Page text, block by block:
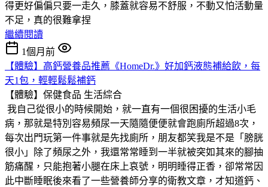
得更好偏偏只要一走久，膝蓋就容易不舒服，不動又怕活動量
不足，真的很難拿捏
繼續閱讀
1個月前
【體驗】高鈣營養品推薦《HomeDr.》好加鈣液態補給飲，每
天1包，輕輕鬆鬆補鈣
【體驗】保健食品 生活綜合
我自己從很小的時候開始，就一直有一個很困擾的生活小毛
病，那就是特別容易頻尿一天隨隨便便就會跑廁所超過8次，
每次出門玩第一件事就是先找廁所，朋友都笑我是不是「膀胱
很小」除了頻尿之外，我還常常睡到一半就被突如其來的腳抽
筋痛醒，只能抱著小腿在床上哀號，明明睡得正香，卻常常因
此中斷睡眠後來看了一些營養師分享的衛教文章，才知道鈣、